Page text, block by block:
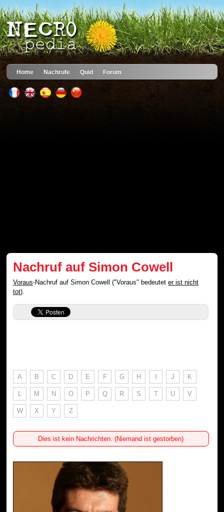
Home Nachrufe Quid Forum
Nachruf auf Simon Cowell
Voraus-Nachruf auf Simon Cowell ("Voraus" bedeuteter ist nicht
tot).
A B C D E F G H I J K
L M N O P Q R S T U V
W X Y Z
Dies ist kein Nachrichten. (Niemand ist gestorben)